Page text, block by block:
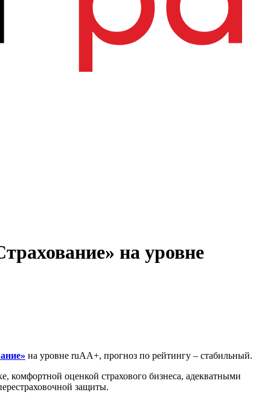
на уровне
на уровне ruАА+, прогноз по рейтингу – стабильный.
оценкой страхового бизнеса, адекватными
защиты.